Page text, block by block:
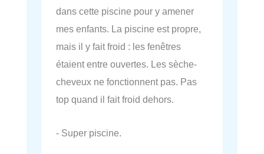
dans cette piscine pour y amener
mes enfants. La piscine est propre,
mais il y fait froid : les fenêtres
étaient entre ouvertes. Les sèche-
cheveux ne fonctionnent pas. Pas
top quand il fait froid dehors.
- Super piscine.